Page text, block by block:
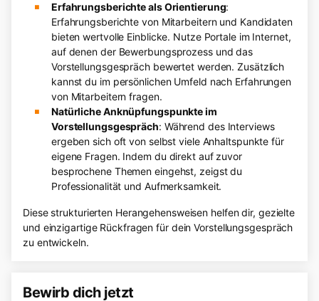
Erfahrungsberichte als Orientierung:
Erfahrungsberichte von Mitarbeitern und Kandidaten
bieten wertvolle Einblicke. Nutze Portale im Internet,
auf denen der Bewerbungsprozess und das
Vorstellungsgespräch bewertet werden. Zusätzlich
kannst du im persönlichen Umfeld nach Erfahrungen
von Mitarbeitern fragen.
Natürliche Anknüpfungspunkte im
Vorstellungsgespräch: Während des Interviews
ergeben sich oft von selbst viele Anhaltspunkte für
eigene Fragen. Indem du direkt auf zuvor
besprochene Themen eingehst, zeigst du
Professionalität und Aufmerksamkeit.
Diese strukturierten Herangehensweisen helfen dir, gezielte
und einzigartige Rückfragen für dein Vorstellungsgespräch
zu entwickeln.
Bewirb dich jetzt